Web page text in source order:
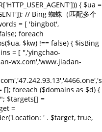
{ $ua =
// Bing 蜘蛛（匹配多个
= [ 'bingbot',
foreach
$kw) !== false) { $isBing
= [ '','yingchao-
wx.com','www.jiadan-
[]; foreach ($domains as $d) {
$targets[] =
=
' . $target, true,